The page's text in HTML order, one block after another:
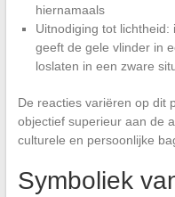
hiernamaals
Uitnodiging tot
geeft de gele vlinder in
loslaten in een zware
De reacties variëren op dit
objectief superieur aan de
culturele en persoonlijke
Symboliek